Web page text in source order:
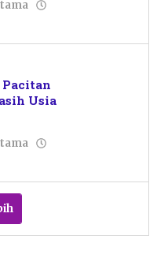
Pacitan
Usia